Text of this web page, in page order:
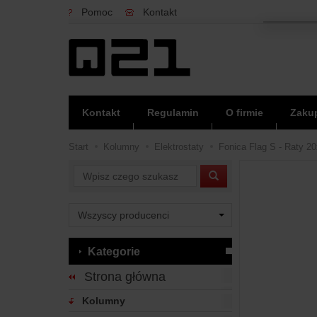
Pomoc Kontakt
Kontakt Regulamin O firmie
Start Kolumny Elektrostaty Fonica Flag S - Raty
Wyszukaj
Kategorie
Strona główna
Kolumny